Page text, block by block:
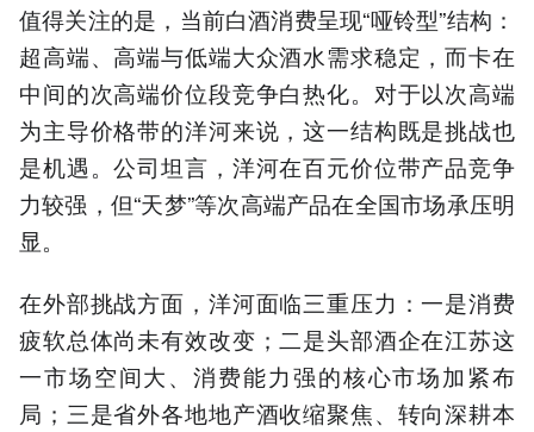
值得关注的是，当前白酒消费呈现“哑铃型”结构：
超高端、高端与低端大众酒水需求稳定，而卡在
中间的次高端价位段竞争白热化。对于以次高端
为主导价格带的洋河来说，这一结构既是挑战也
是机遇。公司坦言，洋河在百元价位带产品竞争
力较强，但“天梦”等次高端产品在全国市场承压明
显。
在外部挑战方面，洋河面临三重压力：一是消费
疲软总体尚未有效改变；二是头部酒企在江苏这
一市场空间大、消费能力强的核心市场加紧布
局；三是省外各地地产酒收缩聚焦、转向深耕本